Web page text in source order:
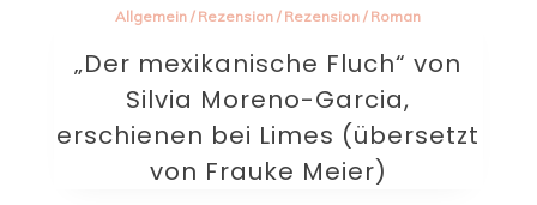
Allgemein / Rezension / Rezension / Roman
„Der mexikanische Fluch“ von
Silvia Moreno-Garcia,
erschienen bei Limes (übersetzt
von Frauke Meier)